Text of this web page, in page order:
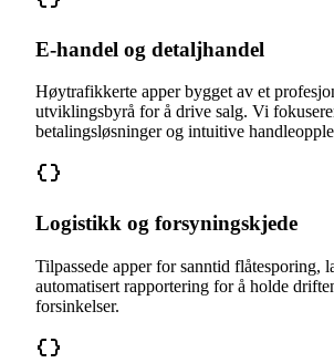
E-handel og detaljhandel
Høytrafikkerte apper bygget av et
utviklingsbyrå for å drive salg. Vi
betalingsløsninger og intuitive
Logistikk og forsyningskjede
Tilpassede apper for sanntid flåtesporing,
automatisert rapportering for å holde
forsinkelser.